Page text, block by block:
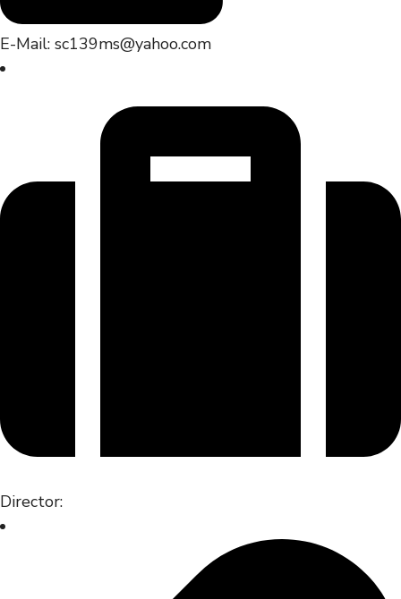
E-Mail: sc139ms@yahoo.com
Director: